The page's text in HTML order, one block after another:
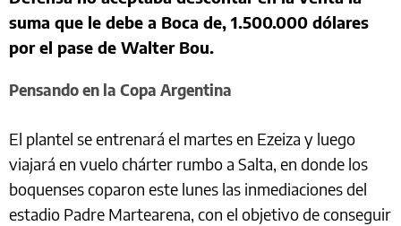
suma que le debe a Boca de, 1.500.000 dólares
por el pase de Walter Bou.
Pensando en la Copa Argentina
El plantel se entrenará el martes en Ezeiza y luego
viajará en vuelo chárter rumbo a Salta, en donde los
boquenses coparon este lunes las inmediaciones del
estadio Padre Martearena, con el objetivo de conseguir